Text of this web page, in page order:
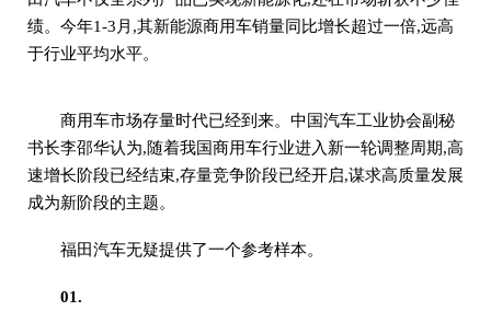
绩。今年1-3月,其新能源商用车销量同比增长超过一倍,远高
于行业平均水平。
商用车市场存量时代已经到来。中国汽车工业协会副秘
书长李邵华认为,随着我国商用车行业进入新一轮调整周期,高
速增长阶段已经结束,存量竞争阶段已经开启,谋求高质量发展
成为新阶段的主题。
福田汽车无疑提供了一个参考样本。
01.